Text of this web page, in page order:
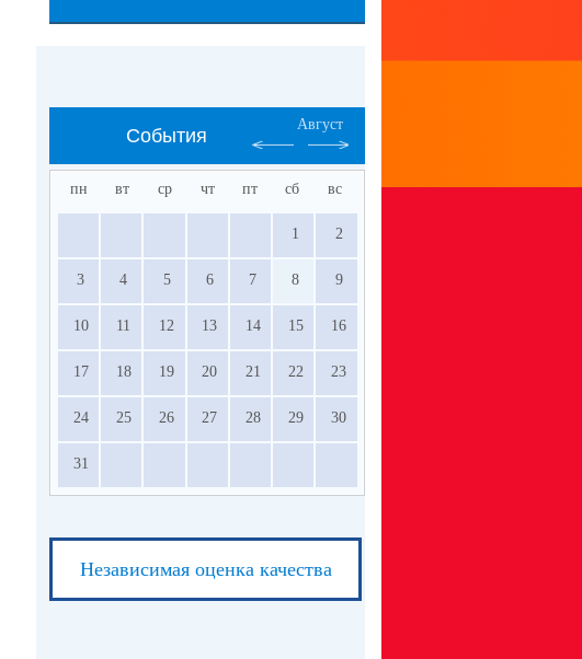
События
Август
пн вт ср чт пт сб вс
1 2
3 4 5 6 7 8 9
10 11 12 13 14 15 16
17 18 19 20 21 22 23
24 25 26 27 28 29 30
31
Независимая оценка качества